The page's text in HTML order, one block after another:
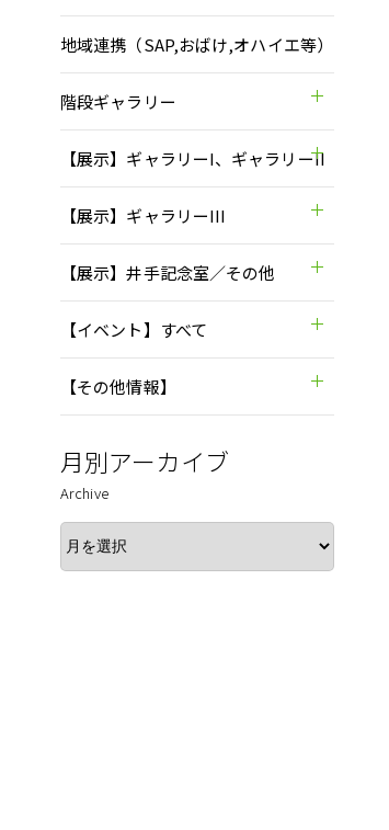
地域連携（SAP,おばけ,オハイエ等）
階段ギャラリー
【展示】ギャラリーI、ギャラリーII
【展示】ギャラリーIII
【展示】井手記念室／その他
【イベント】すべて
【その他情報】
月別アーカイブ
Archive